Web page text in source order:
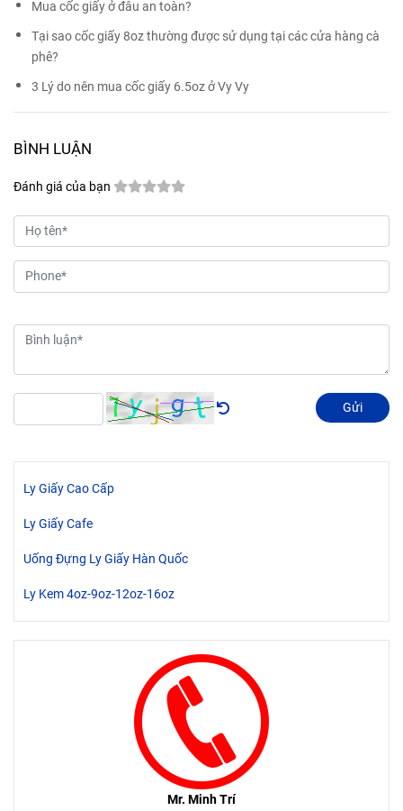
Mua cốc giấy ở đâu an toàn?
Tại sao cốc giấy 8oz thường được sử dụng tại các cửa hàng cà
phê?
3 Lý do nên mua cốc giấy 6.5oz ở Vy Vy
BÌNH LUẬN
Đánh giá của bạn
Gửi
Ly Giấy Cao Cấp
Ly Giấy Cafe
Uống Đựng Ly Giấy Hàn Quốc
Ly Kem 4oz-9oz-12oz-16oz
Mr. Minh Trí